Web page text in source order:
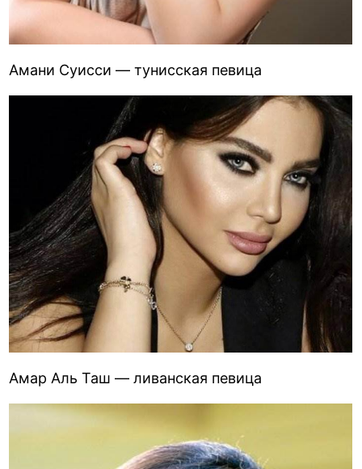
Амани Суисси — тунисская певица
Амар Аль Таш — ливанская певица